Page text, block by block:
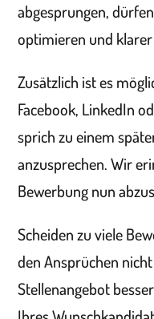
abgesprungen,
optimieren und
Zusätzlich ist es
Facebook, LinkedIn
sprich zu einem
anzusprechen. Wir
Bewerbung nun
Scheiden zu viele
den Ansprüchen
Stellenangebot